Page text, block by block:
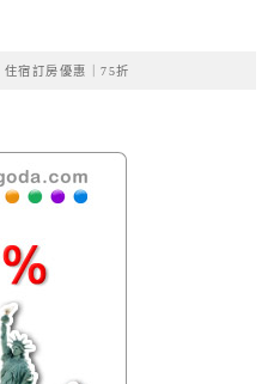
宿訂房優惠｜75折